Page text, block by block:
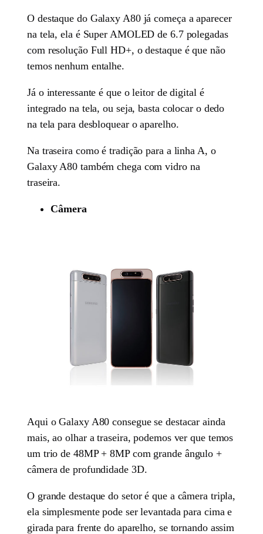
O destaque do Galaxy A80 já começa a aparecer
na tela, ela é Super AMOLED de 6.7 polegadas
com resolução Full HD+, o destaque é que não
temos nenhum entalhe.
Já o interessante é que o leitor de digital é
integrado na tela, ou seja, basta colocar o dedo
na tela para desbloquear o aparelho.
Na traseira como é tradição para a linha A, o
Galaxy A80 também chega com vidro na
traseira.
Câmera
Aqui o Galaxy A80 consegue se destacar ainda
mais, ao olhar a traseira, podemos ver que temos
um trio de 48MP + 8MP com grande ângulo +
câmera de profundidade 3D.
O grande destaque do setor é que a câmera tripla,
ela simplesmente pode ser levantada para cima e
girada para frente do aparelho, se tornando assim